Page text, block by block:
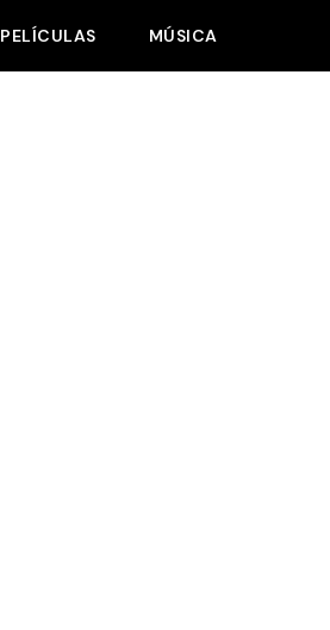
PELÍCULAS MÚSICA